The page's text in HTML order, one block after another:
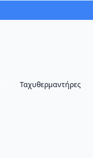
Ταχυθερμαντήρες